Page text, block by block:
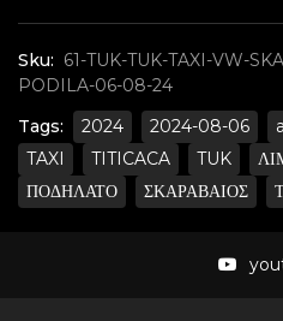
Sku: 61-TUK-TUK-TAXI-VW-
PODILA-06-08-24
Tags:
2024 2024-08-06
TAXI
TITICACA TUK
ΠΟΔΗΛΑΤΟ
ΣΚΑΡΑΒΑΙΟΣ